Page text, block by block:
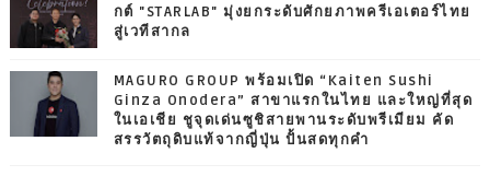
กต์ "STARLAB" มุ่งยกระดับศักยภาพครีเอเตอร์ไทย
สู่เวทีสากล
MAGURO GROUP พร้อมเปิด “Kaiten Sushi
Ginza Onodera” สาขาแรกในไทย และใหญ่ที่สุด
ในเอเชีย ชูจุดเด่นซูชิสายพานระดับพรีเมียม คัด
สรรวัตถุดิบแท้จากญี่ปุ่น ปั้นสดทุกคำ